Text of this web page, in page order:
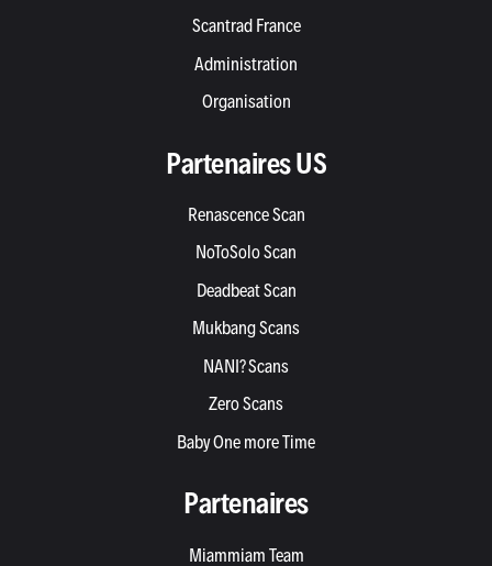
Scantrad France
Administration
Organisation
Partenaires US
Renascence Scan
NoToSolo Scan
Deadbeat Scan
Mukbang Scans
NANI? Scans
Zero Scans
Baby One more Time
Partenaires
Miammiam Team